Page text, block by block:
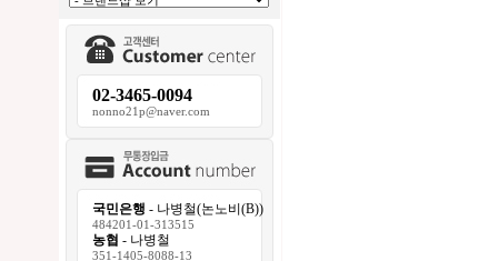
02-3465-0094
nonno21p@naver.com
국민은행 - 나병철(논노비(B))
484201-01-313515
농협 - 나병철
351-1405-8088-13